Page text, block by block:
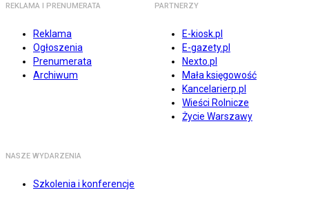
REKLAMA I PRENUMERATA
Reklama
Ogłoszenia
Prenumerata
Archiwum
PARTNERZY
E-kiosk.pl
E-gazety.pl
Nexto.pl
Mała księgowość
Kancelarierp.pl
Wieści Rolnicze
Życie Warszawy
NASZE WYDARZENIA
Szkolenia i konferencje